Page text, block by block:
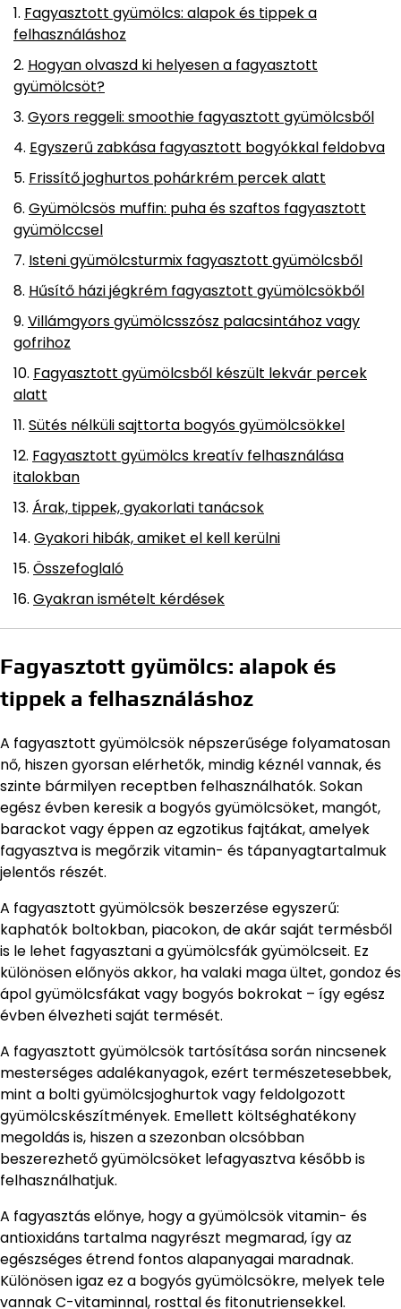
Fagyasztott gyümölcs: alapok és tippek a
felhasználáshoz
Hogyan olvaszd ki helyesen a fagyasztott
gyümölcsöt?
Gyors reggeli: smoothie fagyasztott gyümölcsből
Egyszerű zabkása fagyasztott bogyókkal feldobva
Frissítő joghurtos pohárkrém percek alatt
Gyümölcsös muffin: puha és szaftos fagyasztott
gyümölccsel
Isteni gyümölcsturmix fagyasztott gyümölcsből
Hűsítő házi jégkrém fagyasztott gyümölcsökből
Villámgyors gyümölcsszósz palacsintához vagy
gofrihoz
Fagyasztott gyümölcsből készült lekvár percek
alatt
Sütés nélküli sajttorta bogyós gyümölcsökkel
Fagyasztott gyümölcs kreatív felhasználása
italokban
Árak, tippek, gyakorlati tanácsok
Gyakori hibák, amiket el kell kerülni
Összefoglaló
Gyakran ismételt kérdések
Fagyasztott gyümölcs: alapok és
tippek a felhasználáshoz
A fagyasztott gyümölcsök népszerűsége folyamatosan
nő, hiszen gyorsan elérhetők, mindig kéznél vannak, és
szinte bármilyen receptben felhasználhatók. Sokan
egész évben keresik a bogyós gyümölcsöket, mangót,
barackot vagy éppen az egzotikus fajtákat, amelyek
fagyasztva is megőrzik vitamin- és tápanyagtartalmuk
jelentős részét.
A fagyasztott gyümölcsök beszerzése egyszerű:
kaphatók boltokban, piacokon, de akár saját termésből
is le lehet fagyasztani a gyümölcsfák gyümölcseit. Ez
különösen előnyös akkor, ha valaki maga ültet, gondoz és
ápol gyümölcsfákat vagy bogyós bokrokat – így egész
évben élvezheti saját termését.
A fagyasztott gyümölcsök tartósítása során nincsenek
mesterséges adalékanyagok, ezért természetesebbek,
mint a bolti gyümölcsjoghurtok vagy feldolgozott
gyümölcskészítmények. Emellett költséghatékony
megoldás is, hiszen a szezonban olcsóbban
beszerezhető gyümölcsöket lefagyasztva később is
felhasználhatjuk.
A fagyasztás előnye, hogy a gyümölcsök vitamin- és
antioxidáns tartalma nagyrészt megmarad, így az
egészséges étrend fontos alapanyagai maradnak.
Különösen igaz ez a bogyós gyümölcsökre, melyek tele
vannak C-vitaminnal, rosttal és fitonutriensekkel.